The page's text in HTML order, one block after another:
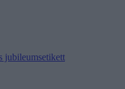
jubileumsetikett